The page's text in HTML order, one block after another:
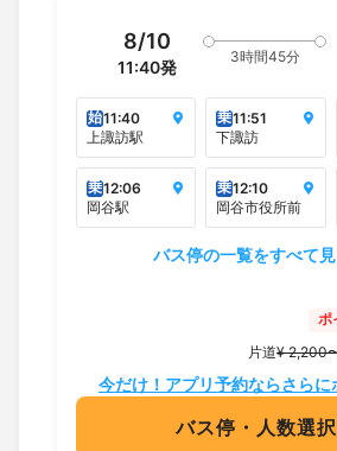
8/10
11:40発
3時間45分
始11:40
上諏訪駅
乗11:51
下諏訪
乗12:06
岡谷駅
乗12:10
岡谷市役所前
バス停の一覧をすべて
ポ
片道¥ 2,200
今だけ！アプリ予約ならさら
バス停・人数選